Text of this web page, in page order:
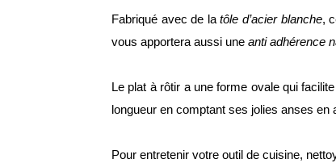
Fabriqué avec de latôle d’acier blanche,
vous apportera aussi une anti adhérence
Le plat à rôtir a une forme ovale qui
longueur en comptant ses jolies anses en
Pour entretenir votre outil de cuisine,